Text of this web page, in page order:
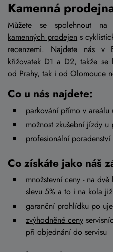
Kamenná
Můžete se spolehnout
kamenných prodejen s
recenzemi. Najdete nás v
křižovatek D1 a D2, takže
od Prahy, tak i od Olomouce
Co u nás najdete:
parkování přímo v areálu
možnost zkušební jízdy u
profesionální poradenství
Co získáte jako náš
množstevní ceny - na
slevu 5% a to i na kola
garanční prohlídku po
zvýhodněné ceny
při objednání do servisu